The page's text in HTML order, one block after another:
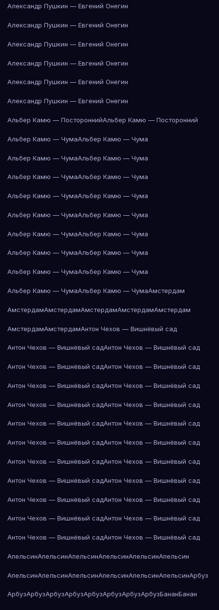
Александр Пушкин — Евгений Онегин
Александр Пушкин — Евгений Онегин
Александр Пушкин — Евгений Онегин
Александр Пушкин — Евгений Онегин
Александр Пушкин — Евгений Онегин
Александр Пушкин — Евгений Онегин
Альбер Камю — ПостороннийАльбер Камю — Посторонний
Альбер Камю — ЧумаАльбер Камю — Чума
Альбер Камю — ЧумаАльбер Камю — Чума
Альбер Камю — ЧумаАльбер Камю — Чума
Альбер Камю — ЧумаАльбер Камю — Чума
Альбер Камю — ЧумаАльбер Камю — Чума
Альбер Камю — ЧумаАльбер Камю — Чума
Альбер Камю — ЧумаАльбер Камю — Чума
Альбер Камю — ЧумаАльбер Камю — Чума
Альбер Камю — ЧумаАльбер Камю — ЧумаАмстердам
АмстердамАмстердамАмстердамАмстердамАмстердам
АмстердамАмстердамАнтон Чехов — Вишнёвый сад
Антон Чехов — Вишнёвый садАнтон Чехов — Вишнёвый сад
Антон Чехов — Вишнёвый садАнтон Чехов — Вишнёвый сад
Антон Чехов — Вишнёвый садАнтон Чехов — Вишнёвый сад
Антон Чехов — Вишнёвый садАнтон Чехов — Вишнёвый сад
Антон Чехов — Вишнёвый садАнтон Чехов — Вишнёвый сад
Антон Чехов — Вишнёвый садАнтон Чехов — Вишнёвый сад
Антон Чехов — Вишнёвый садАнтон Чехов — Вишнёвый сад
Антон Чехов — Вишнёвый садАнтон Чехов — Вишнёвый сад
Антон Чехов — Вишнёвый садАнтон Чехов — Вишнёвый сад
Антон Чехов — Вишнёвый садАнтон Чехов — Вишнёвый сад
Антон Чехов — Вишнёвый садАнтон Чехов — Вишнёвый сад
АпельсинАпельсинАпельсинАпельсинАпельсинАпельсин
АпельсинАпельсинАпельсинАпельсинАпельсинАпельсинАрбуз
АрбузАрбузАрбузАрбузАрбузАрбузАрбузАрбузБананБанан